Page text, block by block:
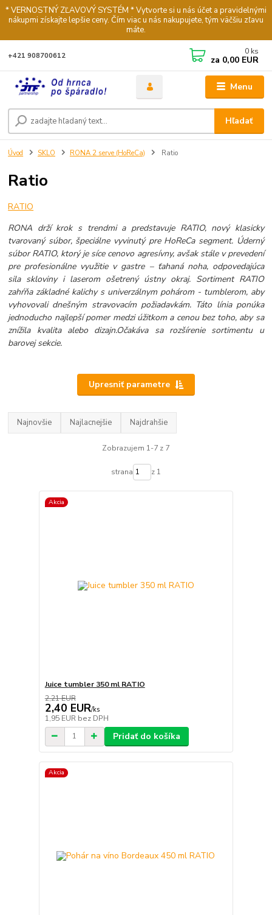
* VERNOSTNÝ ZĽAVOVÝ SYSTÉM * Vytvorte si u nás účet a pravidelnými
nákupmi získajte lepšie ceny. Čím viac u nás nakupujete, tým väčšiu zľavu
máte.
Menu
Hľadať
+421 908700612 0 ks
za 0,00 EUR
Úvod SKLO RONA 2 serve (HoReCa) Ratio
Ratio
RATIO
RONA drží krok s trendmi a predstavuje RATIO, nový klasicky
tvarovaný súbor, špeciálne vyvinutý pre HoReCa segment. Úderný
súbor RATIO, ktorý je síce cenovo agresívny, avšak stále v prevedení
pre profesionálne využitie v gastre – ťahaná noha, odpovedajúca
sila skloviny i laserom ošetrený ústny okraj. Sortiment RATIO
zahŕňa základné kalichy s univerzálnym pohárom - tumblerom, aby
vyhovovali dnešným stravovacím požiadavkám. Táto línia ponúka
jednoducho najlepší pomer medzi úžitkom a cenou bez toho, aby sa
znížila kvalita alebo dizajn.Očakáva sa rozšírenie sortimentu u
barovej sekcie.
Upresniť parametre
Najnovšie Najlacnejšie Najdrahšie
Zobrazujem 1-7 z 7
strana z 1
Akcia
Juice tumbler 350 ml RATIO
2,21 EUR
2,40 EUR/ks
1,95 EUR bez DPH
Pridať do košíka
Akcia